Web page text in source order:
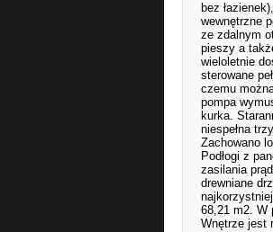
bez
wewnętrzne
ze zdalnym
pieszy a
wieloletnie
sterowane
czemu
pompa
kurka.
niespełna
Zachowano
Podłogi z
zasilania
drewniane
68,21 m2. W
Wnętrze jest